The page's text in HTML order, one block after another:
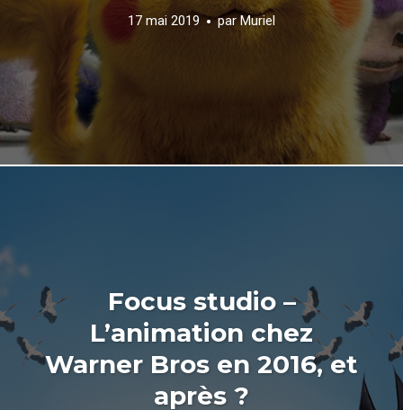
17 mai 2019 parMuriel
Focus studio –
L’animation chez
Warner Bros en 2016, et
après ?